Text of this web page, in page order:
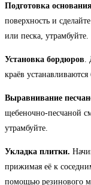
Подготовка
поверхность и
или песка, утрамбуйте.
Установка бордюров.
краёв
Выравнивание
щебеночно-песчаной
утрамбуйте.
Укладка плитки.
прижимая её к
помощью резинового